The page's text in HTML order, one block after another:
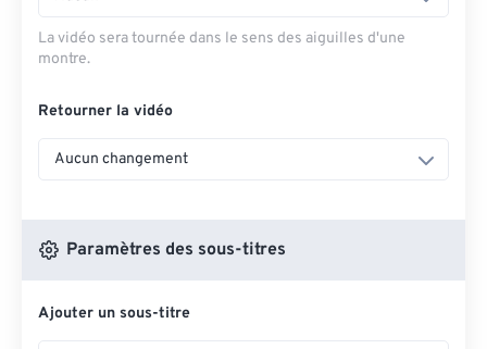
La vidéo sera tournée dans le sens des aiguilles d'une
montre.
Retourner la vidéo
Aucun changement
Paramètres des sous-titres
Ajouter un sous-titre